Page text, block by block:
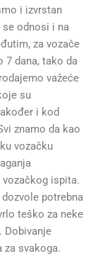
i izvrstan
se odnosi i na
za vozače
7 dana, tako da
važeće
su
i kod
znamo da kao
vozačku
ispita.
potrebna
teško za neke
Dobivanje
za svakoga.